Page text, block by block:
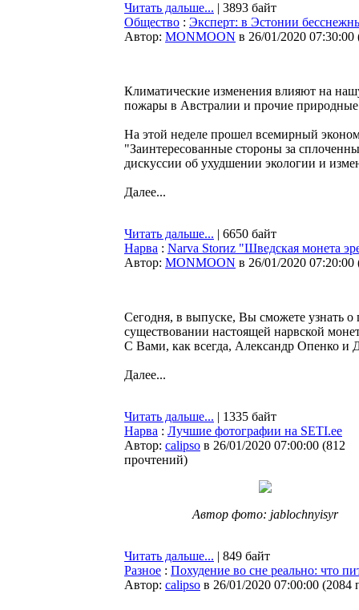
Читать дальше... | 3893 байт
Общество : Эксперт: в Эстонии
Автор: MONMOON в 26/01/2020 07:30:00
Климатические изменения влияют на
пожары в Австралии и прочие
На этой неделе прошел всемирный
"Заинтересованные стороны за
дискуссии об ухудшении экологии и
Далее...
Читать дальше... | 6650 байт
Нарва : Narva Storиz "Шведская монета
Автор: MONMOON в 26/01/2020 07:20:00
Сегодня, в выпуске, Вы сможете узнать о
существовании настоящей нарвской
С Вами, как всегда, Александр Опенко и
Далее...
Читать дальше... | 1335 байт
Нарва : Лучшие фотографии на SETI.ee
Автор: calipso в 26/01/2020 07:00:00 (812
прочтений)
Автор фото: jablochnyisyr
Читать дальше... | 849 байт
Разное : Похудение во сне реально: что
Автор: calipso в 26/01/2020 07:00:00 (2084